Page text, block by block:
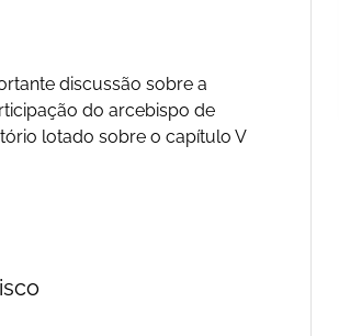
discussão sobre a
do arcebispo de
lotado sobre o capítulo V